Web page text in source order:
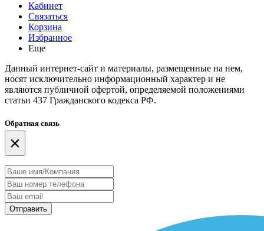
Кабинет
Связаться
Корзина
Избранное
Еще
Данный интернет-сайт и материалы, размещенные на нем,
носят исключительно информационный характер и не
являются публичной офертой, определяемой положениями
статьи 437 Гражданского кодекса РФ.
Обратная связь
×
Отправить